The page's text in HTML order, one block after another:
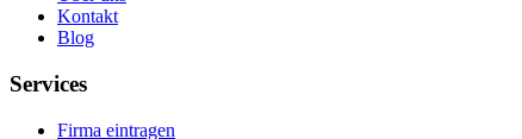
Kontakt
Blog
Services
Firma eintragen